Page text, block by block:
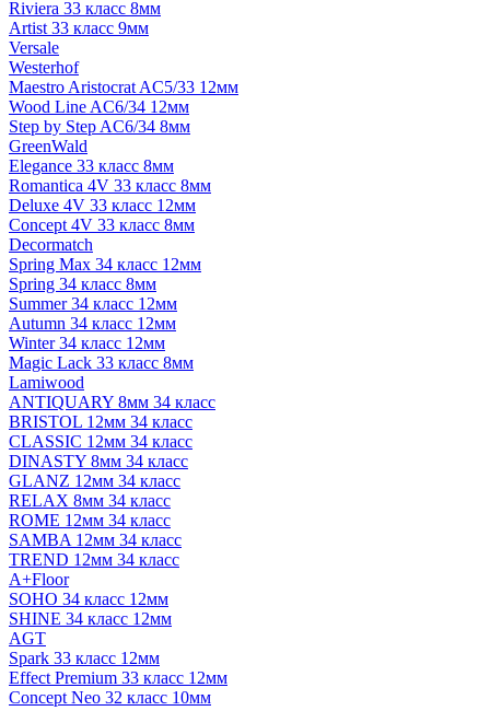
Riviera 33 класс 8мм
Artist 33 класс 9мм
Versale
Westerhof
Maestro Aristocrat AC5/33 12мм
Wood Line AC6/34 12мм
Step by Step AC6/34 8мм
GreenWald
Elegance 33 класс 8мм
Romantica 4V 33 класс 8мм
Deluxe 4V 33 класс 12мм
Concept 4V 33 класс 8мм
Decormatch
Spring Max 34 класс 12мм
Spring 34 класс 8мм
Summer 34 класс 12мм
Autumn 34 класс 12мм
Winter 34 класс 12мм
Magic Lack 33 класс 8мм
Lamiwood
ANTIQUARY 8мм 34 класс
BRISTOL 12мм 34 класс
CLASSIC 12мм 34 класс
DINASTY 8мм 34 класс
GLANZ 12мм 34 класс
RELAX 8мм 34 класс
ROME 12мм 34 класс
SAMBA 12мм 34 класс
TREND 12мм 34 класс
A+Floor
SOHO 34 класс 12мм
SHINE 34 класс 12мм
AGT
Spark 33 класс 12мм
Effect Premium 33 класс 12мм
Concept Neo 32 класс 10мм